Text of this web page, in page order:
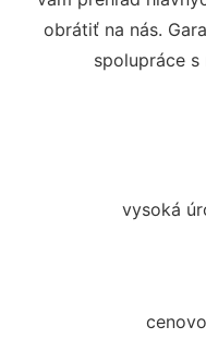
obrátiť na nás.
spolupráce
vysoká